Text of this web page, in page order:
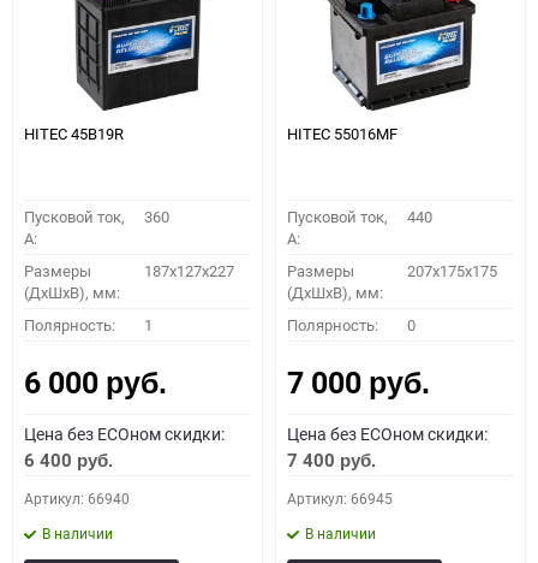
HITEC 45B19R
Пусковой ток,
A:
360
Размеры
(ДхШхВ), мм:
187x127x227
Полярность: 1
6 000 руб.
Цена без ECOном скидки:
6 400 руб.
Артикул: 66940
В наличии
HITEC 55016MF
Пусковой ток,
A:
440
Размеры
(ДхШхВ), мм:
207x175x175
Полярность: 0
7 000 руб.
Цена без ECOном скидки:
7 400 руб.
Артикул: 66945
В наличии